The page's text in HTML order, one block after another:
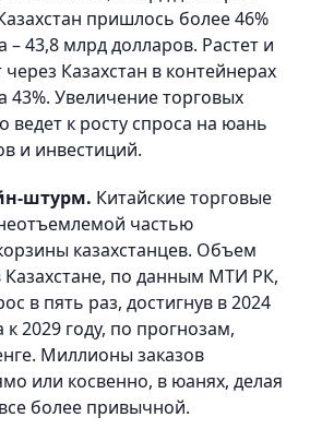
пришлось более 46%
– 43,8 млрд долларов. Растет и
через Казахстан в контейнерах
43%. Увеличение торговых
ведет к росту спроса на юань
и инвестиций.
штурм. Китайские торговые
частью
казахстанцев. Объем
Казахстане, по данным МТИ РК,
в пять раз, достигнув в 2024
к 2029 году, по прогнозам,
Миллионы заказов
или косвенно, в юанях, делая
более привычной.